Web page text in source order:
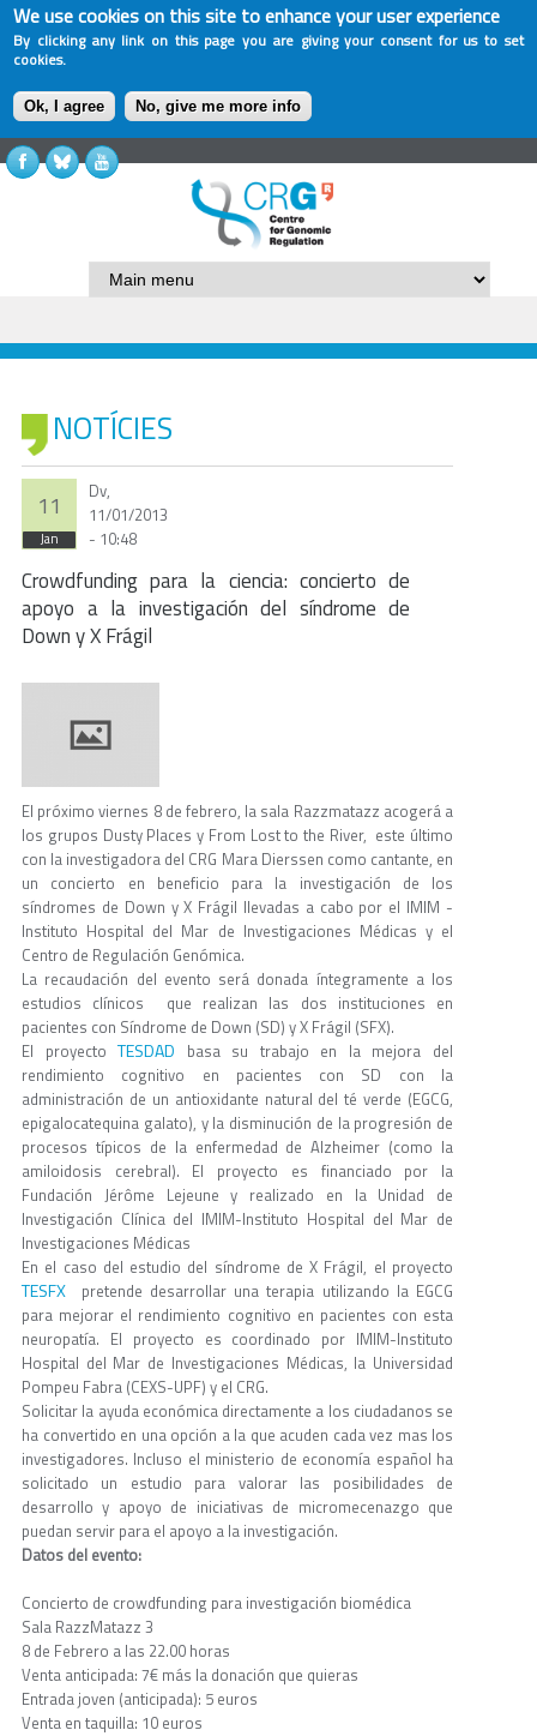
We use cookies on this site to enhance your user experience
By clicking any link on this page you are giving your consent for us to set
cookies.
Ok, I agree No, give me more info
NOTÍCIES
11
Jan
Dv,
11/01/2013
- 10:48
Crowdfunding para la ciencia: concierto de
apoyo a la investigación del síndrome de
Down y X Frágil
El próximo viernes 8 de febrero, la sala Razzmatazz acogerá a
los grupos Dusty Places y From Lost to the River, este último
con la investigadora del CRG Mara Dierssen como cantante, en
un concierto en beneficio para la investigación de los
síndromes de Down y X Frágil llevadas a cabo por el IMIM -
Instituto Hospital del Mar de Investigaciones Médicas y el
Centro de Regulación Genómica.
La recaudación del evento será donada íntegramente a los
estudios clínicos que realizan las dos instituciones en
pacientes con Síndrome de Down (SD) y X Frágil (SFX).
El proyectoTESDAD basa su trabajo en la mejora del
rendimiento cognitivo en pacientes con SD con la
administración de un antioxidante natural del té verde (EGCG,
epigalocatequina galato), y la disminución de la progresión de
procesos típicos de la enfermedad de Alzheimer (como la
amiloidosis cerebral). El proyecto es financiado por la
Fundación Jérôme Lejeune y realizado en la Unidad de
Investigación Clínica del IMIM-Instituto Hospital del Mar de
Investigaciones Médicas
En el caso del estudio del síndrome de X Frágil, el proyecto
TESFX pretende desarrollar una terapia utilizando la EGCG
para mejorar el rendimiento cognitivo en pacientes con esta
neuropatía. El proyecto es coordinado por IMIM-Instituto
Hospital del Mar de Investigaciones Médicas, la Universidad
Pompeu Fabra (CEXS-UPF) y el CRG.
Solicitar la ayuda económica directamente a los ciudadanos se
ha convertido en una opción a la que acuden cada vez mas los
investigadores. Incluso el ministerio de economía español ha
solicitado un estudio para valorar las posibilidades de
desarrollo y apoyo de iniciativas de micromecenazgo que
puedan servir para el apoyo a la investigación.
Datos del evento:
Concierto de crowdfunding para investigación biomédica
Sala RazzMatazz 3
8 de Febrero a las 22.00 horas
Venta anticipada: 7€ más la donación que quieras
Entrada joven (anticipada): 5 euros
Venta en taquilla: 10 euros